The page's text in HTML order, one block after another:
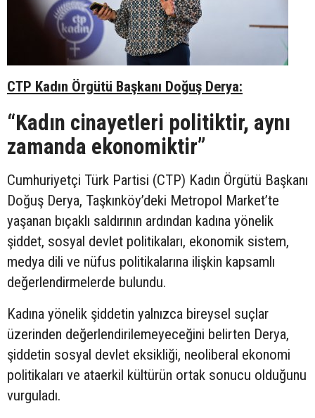
CTP Kadın Örgütü Başkanı Doğuş Derya:
“Kadın cinayetleri politiktir, aynı
zamanda ekonomiktir”
Cumhuriyetçi Türk Partisi (CTP) Kadın Örgütü Başkanı
Doğuş Derya, Taşkınköy’deki Metropol Market’te
yaşanan bıçaklı saldırının ardından kadına yönelik
şiddet, sosyal devlet politikaları, ekonomik sistem,
medya dili ve nüfus politikalarına ilişkin kapsamlı
değerlendirmelerde bulundu.
Kadına yönelik şiddetin yalnızca bireysel suçlar
üzerinden değerlendirilemeyeceğini belirten Derya,
şiddetin sosyal devlet eksikliği, neoliberal ekonomi
politikaları ve ataerkil kültürün ortak sonucu olduğunu
vurguladı.